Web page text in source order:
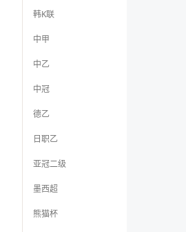
韩K联
中甲
中乙
中冠
德乙
日职乙
亚冠二级
墨西超
熊猫杯